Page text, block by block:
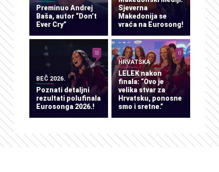
Preminuo Andrej
Baša, autor “Don’t
Ever Cry”
Sjeverna
Makedonija se
vraća na Eurosong!
BEČ 2026.
Poznati detaljni
rezultati polufinala
Eurosonga 2026.!
11
HRVATSKA
LELEK nakon
finala: “Ovo je
velika stvar za
Hrvatsku, ponosne
smo i sretne.”
0